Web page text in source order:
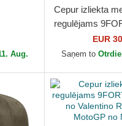
New
Aug.
Cepur izliekta
regulējams
Recycled Stripe
Rossi VR46
EUR
Saņem to